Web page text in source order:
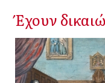
Έχουν